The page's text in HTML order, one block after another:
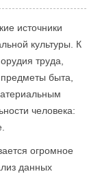
источники
культуры. К
труда,
быта,
человека:
огромное
данных